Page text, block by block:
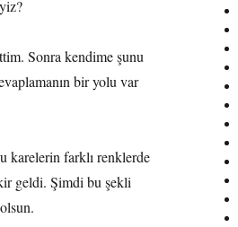
Sonra kendime şunu
bir yolu var
karelerin farklı renklerde
geldi. Şimdi bu şekli